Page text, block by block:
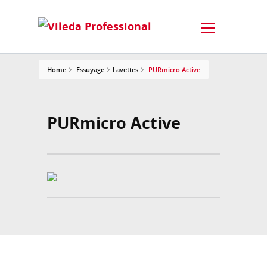
Home Essuyage Lavettes PURmicro Active
PURmicro Active